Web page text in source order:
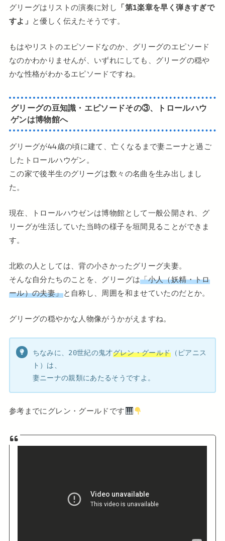
グリーグはリストの演奏に対し 「第1楽章を早く弾きすぎで
すよ」 と優しく伝えたそうです。
もはやリストのエピソードなのか、グリーグのエピソード
なのかわかりませんが、いずれにしても、グリーグの穏や
かな性格がわかるエピソードですね。
グリーグの豆知識・エピソードその③、トロールハウ
ゲンは博物館へ
グリーグが44歳の頃に建て、亡くなるまで妻ニーナと過ご
したトロールハウゲン。
この家で後半生のグリーグは数々の名曲を生み出しまし
た。
現在、トロールハウゼンは博物館として一般公開され、グ
リーグが生活していた当時の様子を垣間見ることができま
す。
北欧の人としては、背の小さかったグリーグ夫妻。
そんな自分たちのことを、グリーグは「小人（妖精・トロ
ール）の夫妻」と自称し、周囲を和ませていたのだとか。
グリーグの穏やかな人物像がうかがえますね。
ちなみに、20世紀の鬼才グレン・グールド（ピアニス
ト）は、
妻ニーナの親類にあたるそうですよ。
参考までにグレン・グールドです